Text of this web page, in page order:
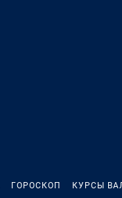
ГОРОСКОП КУРСЫ